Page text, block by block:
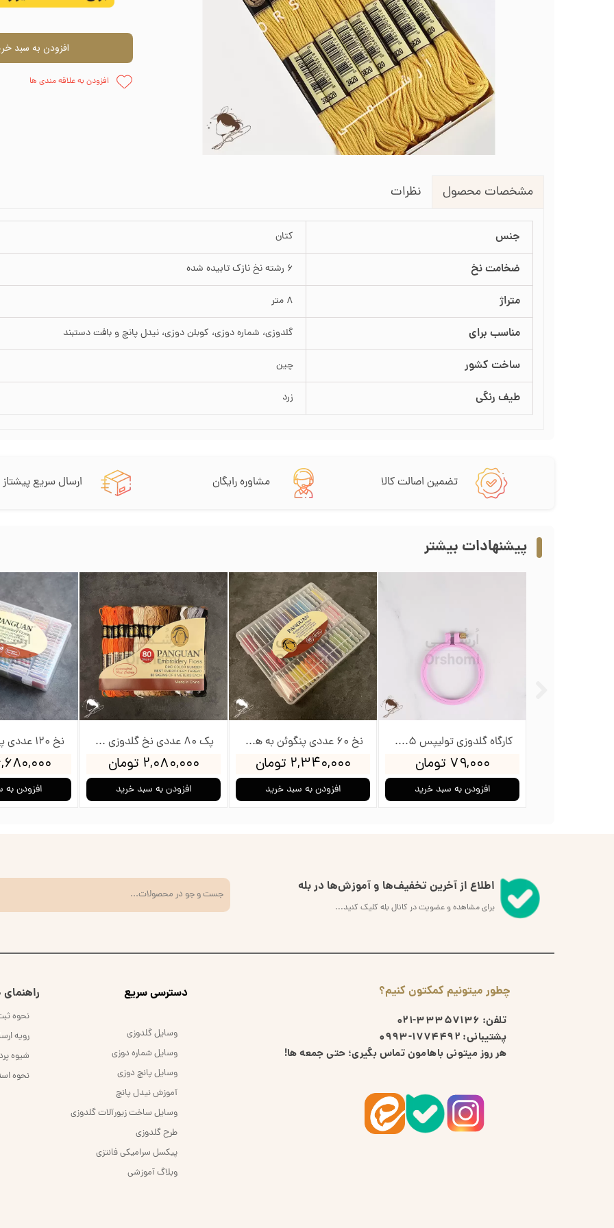
لوازم انتقال طرح روی پارچه
طرح خام نیدل پانچ
طرح گلدوزی
جعبه نظم دهنده
جاسوزنی و نگهدارنده سوزن
زیورآلات گلدوزی
قیچی شماره دوزی
جعبه نظم دهنده
جاسوزنی
چسب
افزودن به سبد
افزودن به علاقه مندی ها
مشخصات محصول نظرات
جنس کتان
ضخامت نخ 6 رشته نخ نازک تابیده شده
متراژ 8 متر
مناسب برای گلدوزی، شماره دوزی، کوبلن دوزی، نیدل پانچ و بافت دستبند
ساخت کشور چین
طیف رنگی زرد
تضمین اصالت کالا مشاوره رایگان ارسال سریع پیشتاز
۴,۶۸۰,۰۰۰
افزودن به
پک 80 عددی نخ گلدوزی پنگوئن
۲,۰۸۰,۰۰۰ تومان
افزودن به سبد خرید
نخ 60 عددی پنگوئن به همراه جعبه و بوبین
۲,۳۴۰,۰۰۰ تومان
افزودن به سبد خرید
کارگاه گلدوزی تولیپس 8.5سانت
۷۹,۰۰۰ تومان
افزودن به سبد خرید
پیشنهادات بیشتر
چطور میتونیم کمکتون کنیم؟
تلفن: 33357136-021
پشتیبانی: 1774492-0993
هر روز میتونی باهامون تماس بگیری؛ حتی جمعه ها!
نحوه
رویه
شیوه
نحوه
اطلاع از آخرین تخفیف‌ها و آموزش‌ها در بله
برای مشاهده و عضویت در کانال بله کلیک کنید...
​دسترسی سریع
وسایل گلدوزی
وسایل شماره دوزی
وسایل پانچ دوزی
آموزش نیدل پانچ
وسایل ساخت زیورآلات گلدوزی
طرح گلدوزی
پیکسل سرامیکی فانتزی
وبلاگ آموزشی